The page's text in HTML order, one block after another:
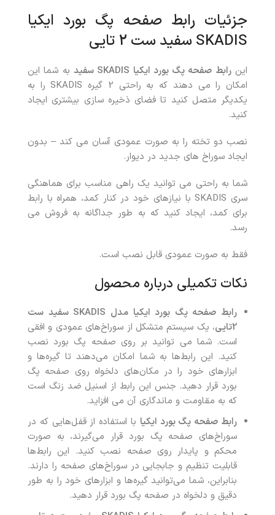
جزئیات رابط صفحه پگ بورد ایکیا
SKADIS سفید ست 2 تایی
اینرابط صفحه پگ بورد ایکیا سفید به شما این
امکان را می دهند که به راحتی 2 گیره SKADIS را به
یکدیگر متصل کنید تا فضای ذخیره سازی بیشتری ایجاد
کنید.
نصب دو تخته را به صورت عمودی آسان می کند – بدون
ایجاد سوراخ های جدید در دیوار.
شما به راحتی می توانید یک راهی مناسب برای هماهنگی
سری SKADIS با نیازهای خود در کنار کمد، همراه با رابط
برای کمد، ایجاد کنید که به طور جداگانه به فروش می
رسد.
فقط به صورت عمودی قابل نصب است.
نکات تکمیلی درباره محصول
رابط صفحه پگ بورد ایکیا مدل
سفید ست
2تایی
، یک سیستم متشکل از سوراخ‌های عمودی و افقی
است. شما می توانید بر روی صفحه پگ بورد نصب
کنید. این رابط‌ها به شما امکان می‌دهند تا گیره‌ها و
ابزارهای خود را در مکان‌های دلخواه روی صفحه پگ
بورد قرار دهید. جنس این رابط از اسنیل ضد زنگ است
که به مقاومت و ماندگاری آن می افزاید.
رابط صفحه پگ بورد ایکیا با استفاده از قفل‌هایی که در
سوراخ‌های صفحه پگ بورد قرار می‌گیرند، به صورت
محکم و پایدار روی صفحه نصب کنید. این رابط‌ها
قابلیت تنظیم و جابجایی در سوراخ‌های صفحه را دارند.
بنابراین، شما می‌توانید گیره‌ها و ابزارهای خود را به طور
دقیق و دلخواه در صفحه پگ بورد قرار دهید.